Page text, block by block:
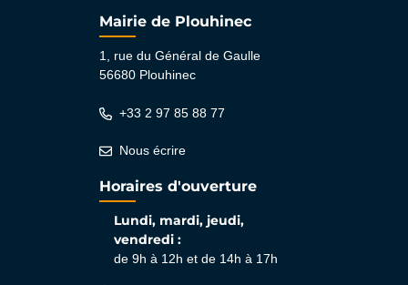
Mairie de Plouhinec
1, rue du Général de Gaulle
56680 Plouhinec
+33 2 97 85 88 77
Nous écrire
Horaires d'ouverture
Lundi, mardi, jeudi,
vendredi :
de 9h à 12h et de 14h à 17h